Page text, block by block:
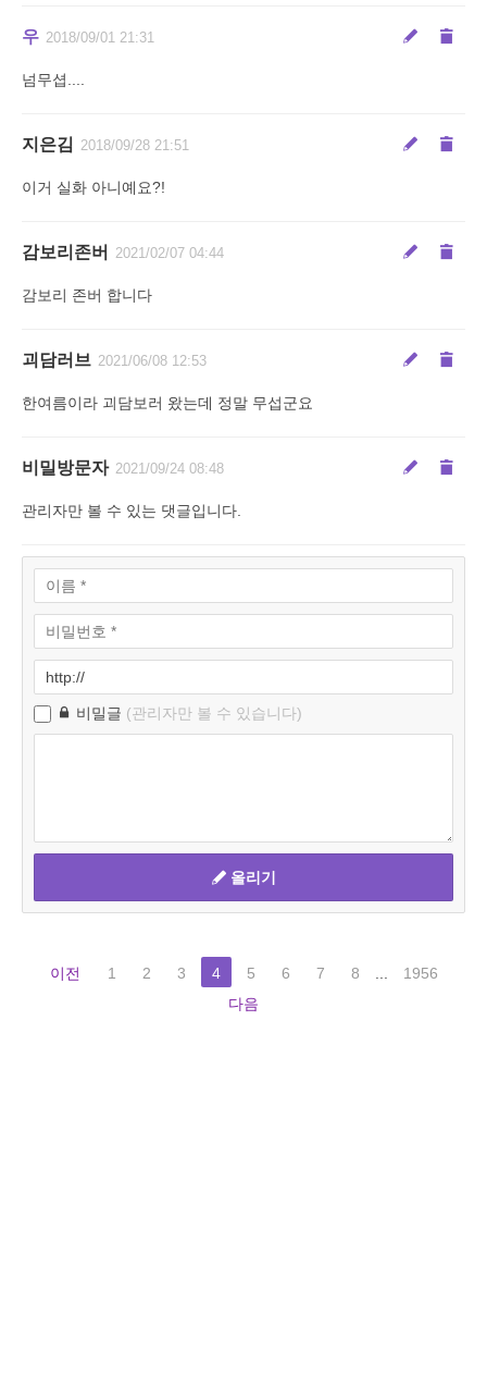
우 2018/09/01 21:31
넘무셥....
지은김 2018/09/28 21:51
이거 실화 아니예요?!
감보리존버 2021/02/07 04:44
감보리 존버 합니다
괴담러브 2021/06/08 12:53
한여름이라 괴담보러 왔는데 정말 무섭군요
비밀방문자 2021/09/24 08:48
관리자만 볼 수 있는 댓글입니다.
비밀글 (관리자만 볼 수 있습니다)
올리기
이전 1 2 3 4 5 6 7 8 ...
1956
다음